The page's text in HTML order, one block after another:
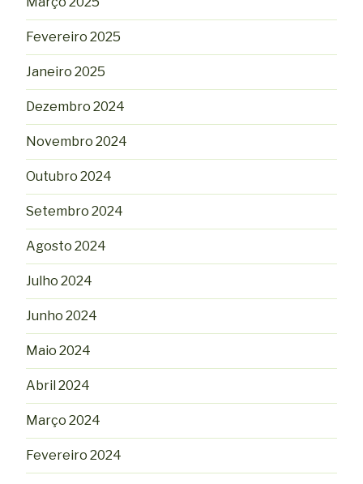
Fevereiro 2025
Janeiro 2025
Dezembro 2024
Novembro 2024
Outubro 2024
Setembro 2024
Agosto 2024
Julho 2024
Junho 2024
Maio 2024
Abril 2024
Março 2024
Fevereiro 2024